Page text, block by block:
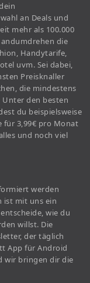
an Deals und
mehr als 100.000
die
Handytarife,
uvm. Sei dabei,
Preisknaller
die mindestens
Unter den besten
du beispielsweise
für 3,99€ pro Monat
und noch viel
werden
ist mit uns ein
wie du
willst. Die
der täglich
App für Android
wir bringen dir die